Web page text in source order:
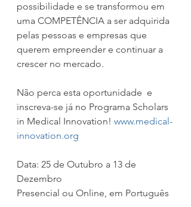
possibilidade e se transformou em
uma COMPETÊNCIA a ser adquirida
pelas pessoas e empresas que
querem empreender e continuar a
crescer no mercado.
Não perca esta oportunidade  e
inscreva-se já no Programa Scholars
in Medical Innovation! www.medical-
innovation.org
Data: 25 de Outubro a 13 de
Dezembro
Presencial ou Online, em Português